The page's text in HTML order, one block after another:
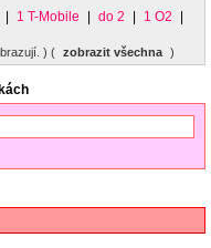
1 T-Mobile do 2 1 O2
) ( zobrazit všechna )